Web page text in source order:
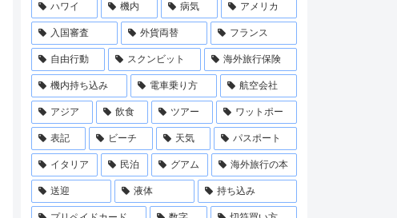
ハワイ 機内 病気 アメリカ
入国審査 外貨両替 フランス
自由行動 スクンビット 海外旅行保険
機内持ち込み 電車乗り方 航空会社
アジア 飲食 ツアー ワットポー
表記 ビーチ 天気 パスポート
イタリア 民泊 グアム 海外旅行の本
送迎 液体 持ち込み